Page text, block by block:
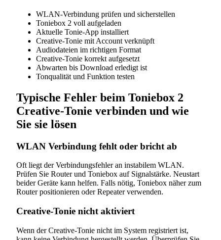
WLAN-Verbindung prüfen und sicherstellen
Toniebox 2 voll aufgeladen
Aktuelle Tonie-App installiert
Creative-Tonie mit Account verknüpft
Audiodateien im richtigen Format
Creative-Tonie korrekt aufgesetzt
Abwarten bis Download erledigt ist
Tonqualität und Funktion testen
Typische Fehler beim Toniebox 2
Creative-Tonie verbinden und wie
Sie sie lösen
WLAN Verbindung fehlt oder bricht ab
Oft liegt der Verbindungsfehler an instabilem WLAN.
Prüfen Sie Router und Toniebox auf Signalstärke. Neustart
beider Geräte kann helfen. Falls nötig, Toniebox näher zum
Router positionieren oder Repeater verwenden.
Creative-Tonie nicht aktiviert
Wenn der Creative-Tonie nicht im System registriert ist,